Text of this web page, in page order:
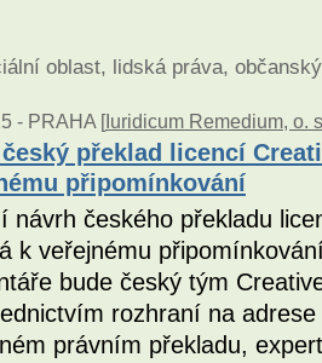
oblast, lidská práva,
- PRAHA [Iuridicum Remedium, o.
překlad licencí
připomínkování
návrh českého překladu
k veřejnému
bude český tým
rozhraní na
právním překladu,